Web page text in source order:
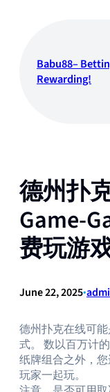
Babu88–
Rewarding!
德州扑
Game-
费玩游
June 22, 2025•
德州扑克在线可
式。 数以百万计
纸牌组合之外，
玩家一起玩。